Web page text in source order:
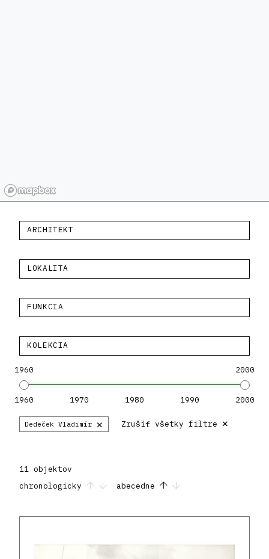
ARCHITEKT
LOKALITA
FUNKCIA
KOLEKCIA
1960 2000
1960 1970 1980 1990 2000
Dedeček Vladimír × Zrušiť všetky filtre ×
11 objektov
chronologicky
abecedne